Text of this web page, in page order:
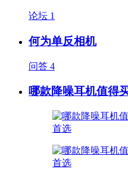
论坛 1
何为单反相机
问答 4
哪款降噪耳机值得